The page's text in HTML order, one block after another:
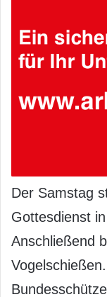
Der Samstag
Gottesdienst
Anschließend